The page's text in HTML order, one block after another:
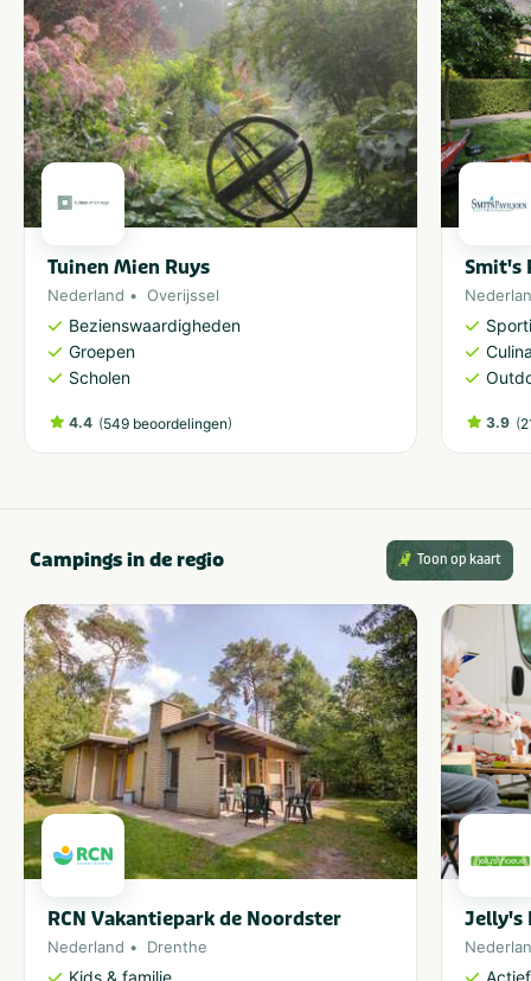
Tuinen Mien Ruys
Nederland Overijssel
Bezienswaardigheden
Groepen
Scholen
4.4 (549 beoordelingen)
Smit's
3.9 (
Campings in de regio Toon op kaart
RCN Vakantiepark de Noordster
Nederland Drenthe
Kids & familie
Jelly's